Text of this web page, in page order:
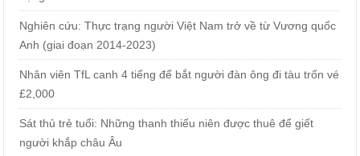
Nghiên cứu: Thực trạng người Việt Nam trở về từ Vương quốc
Anh (giai đoạn 2014-2023)
Nhân viên TfL canh 4 tiếng để bắt người đàn ông đi tàu trốn vé
£2,000
Sát thủ trẻ tuổi: Những thanh thiếu niên được thuê để giết
người khắp châu Âu